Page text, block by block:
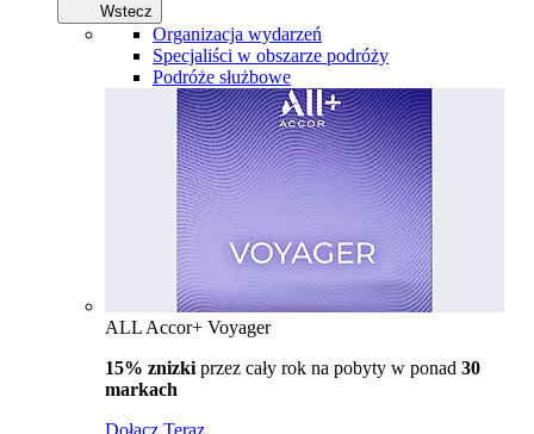
Wstecz
Organizacja wydarzeń
Specjaliści w obszarze podróży
Podróże służbowe
ALL Accor+ Voyager
15% znizki przez cały rok na pobyty w ponad 30
markach
Dołącz Teraz